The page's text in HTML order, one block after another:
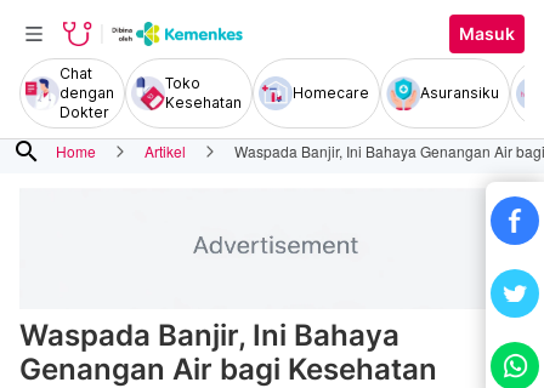
Masuk
Chat
dengan
Dokter
Toko
Kesehatan
Homecare Asuransiku
search Home Artikel Waspada Banjir, Ini Bahaya Genangan Air
Waspada Banjir, Ini Bahaya
Genangan Air bagi Kesehatan